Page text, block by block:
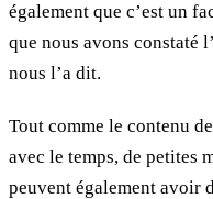
également que c’est un
que nous avons constaté
nous l’a dit.
Tout comme le contenu
avec le temps, de petites
peuvent également avoir